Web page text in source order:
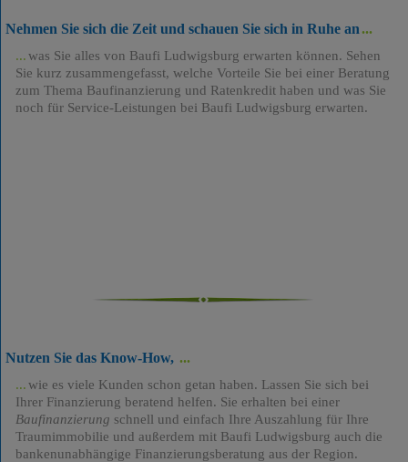
Nehmen Sie sich die Zeit und schauen Sie sich in Ruhe an
was Sie alles von Baufi Ludwigsburg erwarten können. Sehen
Sie kurz zusammengefasst, welche Vorteile Sie bei einer Beratung
zum Thema Baufinanzierung und Ratenkredit haben und was Sie
noch für Service-Leistungen bei Baufi Ludwigsburg erwarten.
Nutzen Sie das Know-How,
wie es viele Kunden schon getan haben. Lassen Sie sich bei
Ihrer Finanzierung beratend helfen. Sie erhalten bei einer
Baufinanzierung schnell und einfach Ihre Auszahlung für Ihre
Traumimmobilie und außerdem mit Baufi Ludwigsburg auch die
bankenunabhängige Finanzierungsberatung aus der Region.